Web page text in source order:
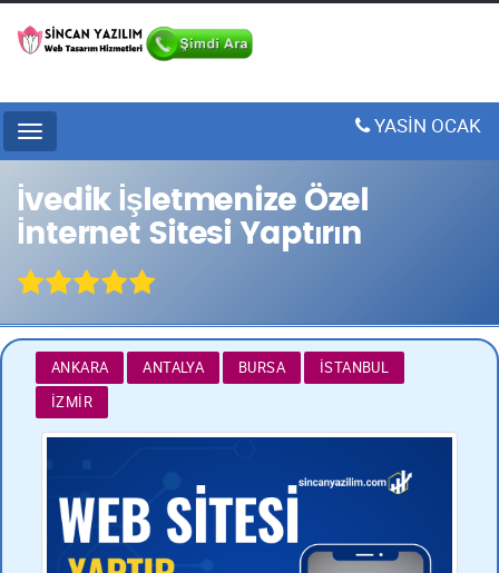
Menu YASİN OCAK
İvedik İşletmenize Özel
İnternet Sitesi Yaptırın
ANKARA ANTALYA BURSA
İSTANBUL
İZMIR